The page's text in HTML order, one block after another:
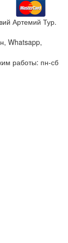
Артемий Тур.
Whatsapp,
работы: пн-сб